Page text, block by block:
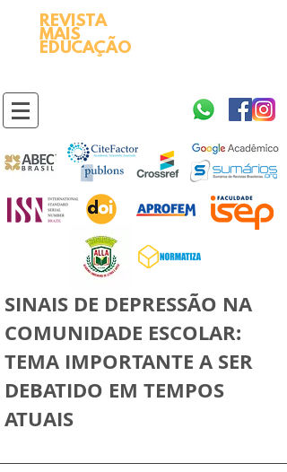
REVISTA
MAIS
EDUCAÇÃO
SINAIS DE DEPRESSÃO NA
COMUNIDADE ESCOLAR:
TEMA IMPORTANTE A SER
DEBATIDO EM TEMPOS
ATUAIS